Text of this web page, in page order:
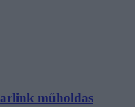
műholdas